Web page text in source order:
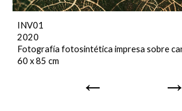
INV01
2020
Fotografía fotosintética impresa sobre
60 x 85 cm
← →